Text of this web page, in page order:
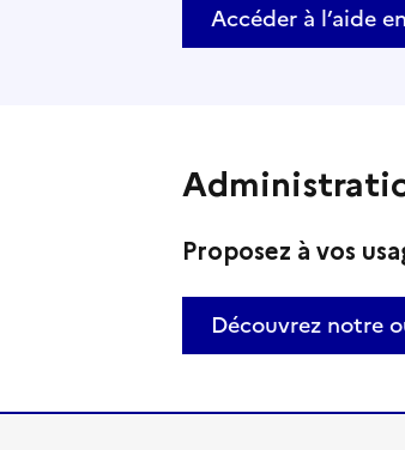
Accéder à l’aide
Proposez à vos
Découvrez notre